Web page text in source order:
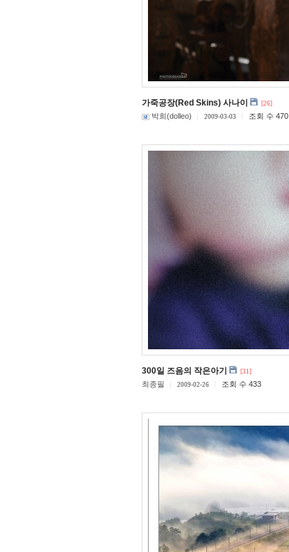
가죽공장(Red Skins) 사나이 [26]
박희(dolleo) 2009-03-03 조회 수 470
300일 즈음의 작은아기 [31]
최종필 2009-02-26 조회 수 433